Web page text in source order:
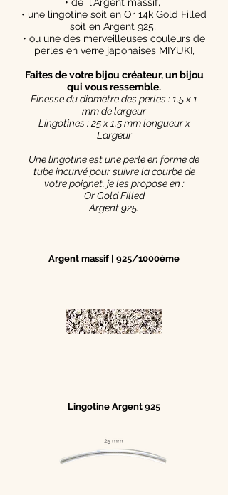
• une lingotine soit en Or 14k Gold Filled
soit en Argent 925,
• ou une des merveilleuses couleurs de
perles en verre japonaises MIYUKI,
Faites de votre bijou créateur, un bijou
qui vous ressemble.
Finesse du diamètre des perles : 1,5 x 1
mm de largeur
Lingotines : 25 x 1,5 mm longueur x
Largeur
Une lingotine est une perle en forme de
tube incurvé pour suivre la courbe de
votre poignet, je les propose en :
Or Gold Filled
Argent 925.
Argent massif | 925/1000ème
Lingotine Argent 925